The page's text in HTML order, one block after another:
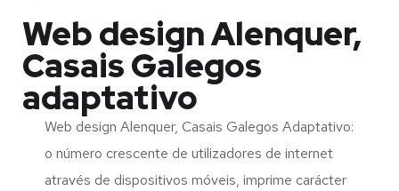
Web design Alenquer,
Casais Galegos
adaptativo
Web design Alenquer, Casais Galegos Adaptativo:
o número crescente de utilizadores de internet
através de dispositivos móveis, imprime carácter